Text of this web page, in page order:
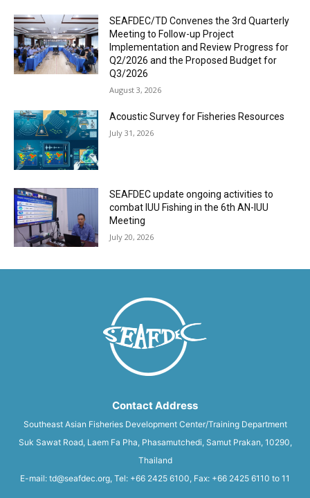
SEAFDEC/TD Convenes the 3rd Quarterly
Meeting to Follow-up Project
Implementation and Review Progress for
Q2/2026 and the Proposed Budget for
Q3/2026
August 3, 2026
Acoustic Survey for Fisheries Resources
July 31, 2026
SEAFDEC update ongoing activities to
combat IUU Fishing in the 6th AN-IUU
Meeting
July 20, 2026
Contact Address
Southeast Asian Fisheries Development Center/Training Department
Suk Sawat Road, Laem Fa Pha, Phasamutchedi, Samut Prakan, 10290,
Thailand
E-mail: td@seafdec.org, Tel: +66 2425 6100, Fax: +66 2425 6110 to 11